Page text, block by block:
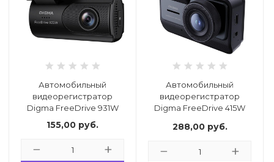
Автомобильный
видеорегистратор
Digma FreeDrive 931W
155,00 руб.
Автомобильный
видеорегистратор
Digma FreeDrive 415W
288,00 руб.